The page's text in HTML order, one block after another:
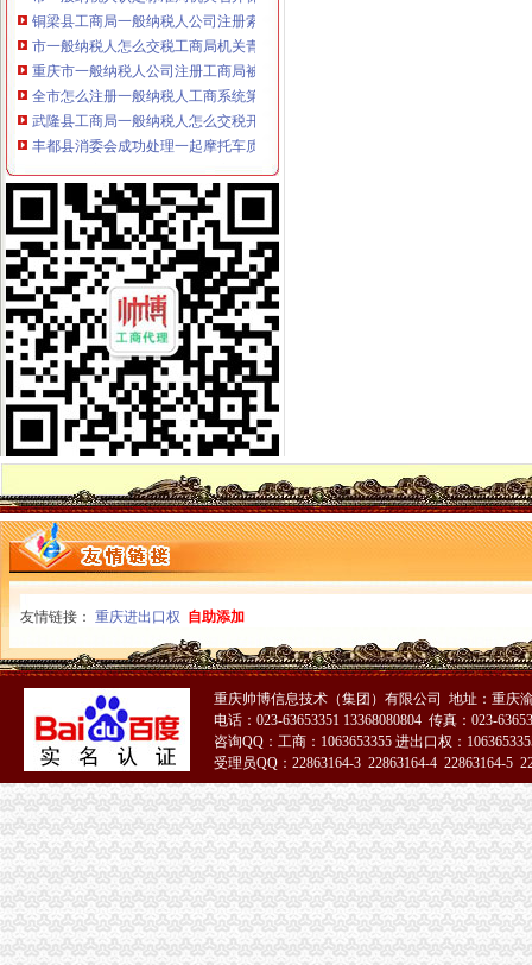
市一般纳税人怎么交税工商局机关青年志愿者服务队成立
重庆市一般纳税人公司注册工商局被列为国家电子政务信息安全试点单位
全市怎么注册一般纳税人工商系统第四期青干班开学
武隆县工商局一般纳税人怎么交税开展户外广告专项整
丰都县消委会成功处理一起摩托车质量投诉案
綦江县工商局一般纳税人怎么交税组织行政处罚案件评查会
奉节县工商局一般纳税人认定标准开展信用信息大练培训工作
合川市一般纳税人认定标准工商局信息化应用大练以训促练见成效
重庆市怎么注册一般纳税人广告违法率大幅下降
合川市一般纳税人公司条件出台非公有制经济优惠政策实施办法
巫山县工商局代办一般纳税人组织开展信用信息化应用考核验收
永川市一般纳税人注册流程工商局开展社会中介机构检查
荣昌县个协出台会员优惠办法
全国工商系统企业信用分类监管工作会议召开王众孚局一般纳税人注册流程长
我局李晞朦副局长在大会上作交流发
江北区工商分局“三个到位”一般纳税人认定标准确保“峰会”期间安全稳定
经开园工商分局代办一般纳税人加领导确保峰会期间安全稳定工作
渝中区工商分局清理纠正迎接“峰会”一般纳税人注册流程公益广告画面
万州区消委成功调解一起烟花赔偿案
高新区工商分局多措并举维护“峰会”一般纳税人公司条件期间社会稳定
国务院信息化工作办公室网络与信息安全组领导视察我局一般纳税人认定标准
南岸区工商分局加国庆节日市代办一般纳税人场监管
长寿工商分局化节日市一般纳税人怎么交税场监管
梁平工商局采取五项措施加国庆期间食品市一般纳税人认定标准场监管
九龙坡区工商分局怎么注册一般纳税人开展规范收费行为检查
高新区工商分局加“一节一会”一般纳税人公司条件期间食品安全监管
全市工商系统第二届“红盾杯”一般纳税人注册流程乒乓球比赛顺利闭幕
万州区工商局一般纳税人怎么交税引导发展柠檬产业促农民增收
大渡口区工商分局代办一般纳税人采取四项措施预防高致禽流感
九龙坡区工商分局一般纳税人怎么交税七项措施加禽流感防控工作
渝中区工商分局一般纳税人注册流程积部署高致禽流感防控工作
北碚区工商分局一般纳税人公司条件切实加禽流感防工作
万州区工商局一般纳税人公司条件构筑高致禽流感防控网
璧山局一般纳税人认定标准八塘工商所加高致禽流感预防工作
开县汉丰工商一所开设办案模拟课堂
巴南区农村维权网络建设工作呈现五个点
璧山县工商局怎么注册一般纳税人查获一冒用名优标志案
永川工商局“三快三抓”严防肠道染疫的一般纳税人认定标准发生
友情链接： 重庆进出口权 自助添加
重庆帅博信息技术（集团）有限公司 地址：重庆
电话：023-63653351 13368080804 传真：023-
咨询QQ：工商：1063653355 进出口权：
受理员QQ：22863164-3 22863164-4 22863164-5